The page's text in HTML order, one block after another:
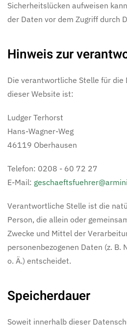
Sicherheitslücken aufweisen
der Daten vor dem Zugriff durch
Hinweis zur
Die verantwortliche Stelle für die
dieser Website ist:
Ludger Terhorst
Hans-Wagner-Weg
46119 Oberhausen
Telefon: 0208 - 60 72 27
E-Mail:
Verantwortliche Stelle ist die
Person, die allein oder
Zwecke und Mittel der
personenbezogenen Daten (z. B.
o. Ä.) entscheidet.
Speicherdauer
Soweit innerhalb dieser